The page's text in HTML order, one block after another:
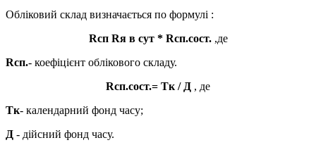
Обліковий склад визначається по формулі :
Rсп Rя в сут * Rсп.сост.,де
Rсп.- коефіцієнт облікового складу.
Rсп.сост.= Тк / Д , де
Тк- календарний фонд часу;
Д - дійсний фонд часу.